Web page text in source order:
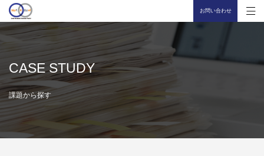
お問い合わせ
CASE STUDY
課題から探す